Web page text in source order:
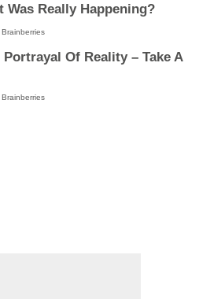
Really Happening?
Brainberries
Of Reality – Take A
Brainberries